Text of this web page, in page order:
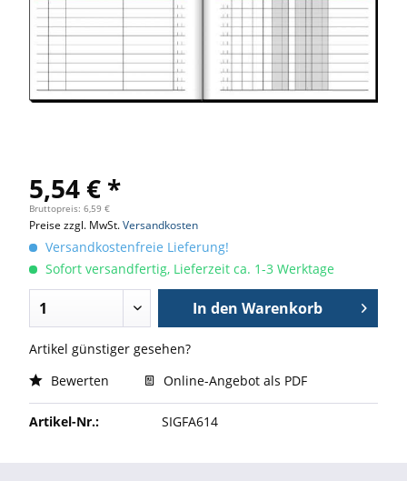
5,54 € *
Bruttopreis: 6,59 €
Preise zzgl. MwSt.Versandkosten
Versandkostenfreie Lieferung!
Sofort versandfertig, Lieferzeit ca. 1-3 Werktage
In den Warenkorb
Artikel günstiger gesehen?
Bewerten
Online-Angebot als PDF
Artikel-Nr.: SIGFA614